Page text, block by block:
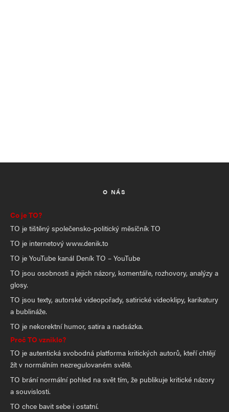
O NÁS
Co je TO?
TO je tištěný společensko-politický měsíčník TO
TO je internetový www.denik.to
TO je YouTube kanál Deník TO – YouTube
TO jsou osobnosti a jejich názory, komentáře, rozhovory, analýzy a
glosy.
TO jsou texty, autorské videopořady, satirické videoklipy, karikatury
a bublináže.
TO je nekorektní humor, satira a nadsázka.
Proč TO vzniklo?
TO je autentická svobodná platforma kritických autorů, kteří chtějí
žít v normálním nezregulovaném světě.
TO brání normální pohled na svět tím, že publikuje kritické názory
a souvislosti.
TO chce bavit sebe i ostatní.